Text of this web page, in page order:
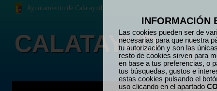
INFORMACIÓN
Las cookies pueden ser de
necesarias para que nuestra
tu autorización y son las
resto de cookies sirven para
en base a tus preferencias, o
tus búsquedas, gustos e
estas cookies pulsando el
uso clicando en el apartado
Ayuntamiento de Calatayud
CALATAYUD